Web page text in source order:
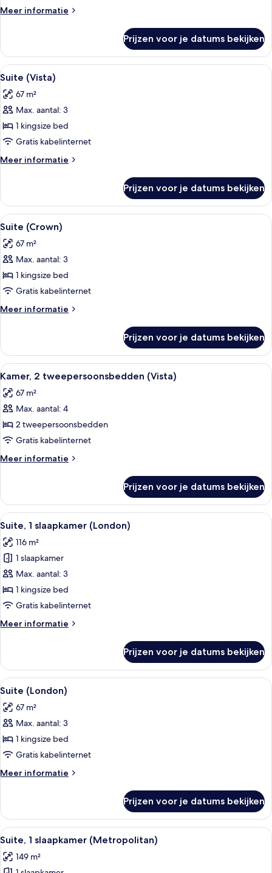
Meer informatie
Meer
2
slaapkamers
(Gate)
Prijzen voor je datums bekijken
Alle
foto's
voor
Suite
(Vista)
laden
Een balkon met een tafel en
4
Suite (Vista)
67 m²
Max. aantal: 3
1 kingsize bed
Gratis kabelinternet
Meer informatie
Meer
(Vista)
Prijzen voor je datums bekijken
Alle
foto's
voor
Suite
(Crown)
laden
Een balkon met een tafel en stoelen,
4
Suite (Crown)
67 m²
Max. aantal: 3
1 kingsize bed
Gratis kabelinternet
Meer informatie
Meer
(Crown)
Prijzen voor je datums bekijken
Alle
foto's
voor
Kamer,
2
tweepersoonsbedden
(Vista)
laden
Een hotelkamer met twee bedden,
5
Kamer, 2 tweepersoonsbedden (Vista)
67 m²
Max. aantal: 4
2 tweepersoonsbedden
Gratis kabelinternet
Meer informatie
Meer
2
tweepersoonsbedden
(Vista)
Prijzen voor je datums bekijken
Alle
foto's
voor
Suite,
1
slaapkamer
(London)
Een moderne hotelkamer met een
5
Suite, 1 slaapkamer (London)
116 m²
1 slaapkamer
Max. aantal: 3
1 kingsize bed
Gratis kabelinternet
Meer informatie
Meer
1
slaapkamer
(London)
Prijzen voor je datums bekijken
Alle
foto's
voor
Suite
(London)
laden
Een hotelkamer met een bank, een
4
Suite (London)
67 m²
Max. aantal: 3
1 kingsize bed
Gratis kabelinternet
Meer informatie
Meer
(London)
Prijzen voor je datums bekijken
Alle
foto's
voor
Een moderne badkamer met een
7
Suite, 1 slaapkamer (Metropolitan)
149 m²